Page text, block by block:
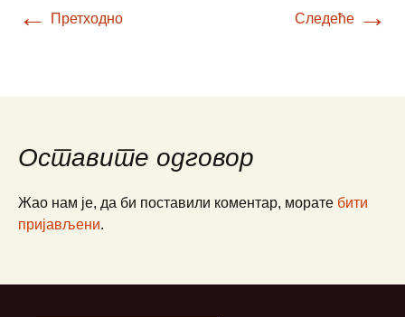
← Претходно Следеће →
Оставите одговор
Жао нам је, да би поставили коментар, морате бити
пријављени.